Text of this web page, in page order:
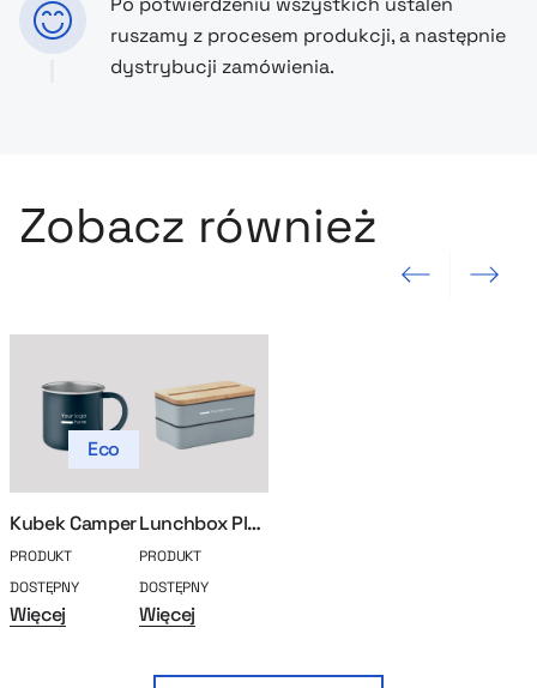
ruszamy z procesem produkcji, a następnie
dystrybucji zamówienia.
Zobacz również
Poprzedni slajd Następny
Eco
Kubek Camper
PRODUKT
DOSTĘPNY
Więcej
Lunchbox Plambo
PRODUKT
DOSTĘPNY
Więcej